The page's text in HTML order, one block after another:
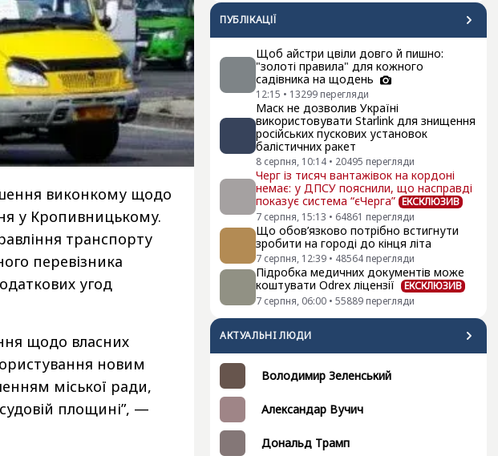
ПУБЛІКАЦІЇ
Щоб айстри цвіли довго й пишно:
"золоті правила" для кожного
садівника на щодень
12:15 • 13299 перегляди
Маск не дозволив Україні
використовувати Starlink для знищення
російських пускових установок
балістичних ракет
8 серпня, 10:14 • 20495 перегляди
Черг із тисяч вантажівок на кордоні
немає: у ДПСУ пояснили, що насправді
показує система “єЧерга” ЕКСКЛЮЗИВ
7 серпня, 15:13 • 64861 перегляди
Що обов’язково потрібно встигнути
зробити на городі до кінця літа
7 серпня, 12:39 • 48564 перегляди
Підробка медичних документів може
коштувати Odrex ліцензії
ЕКСКЛЮЗИВ
7 серпня, 06:00 • 55889 перегляди
АКТУАЛЬНI ЛЮДИ
Володимир Зеленський
Александар Вучич
Дональд Трамп
виконкому щодо
у Кропивницькому.
транспорту
перевізника
угод
щодо власних
новим
міської ради,
площині”, —